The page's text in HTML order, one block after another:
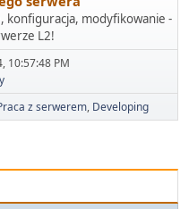
konfiguracja, modyfikowanie -
L2!
10:57:48 PM
z serwerem Developing